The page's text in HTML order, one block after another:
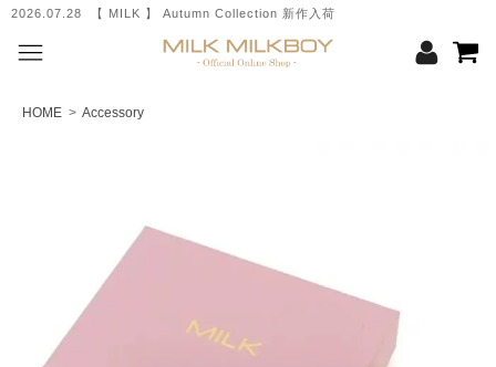
2026.07.28 【 MILK 】 Autumn Collection 新作入荷
HOME > Accessory